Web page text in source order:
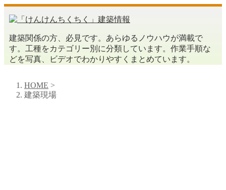
建築関係の方、必見です。あらゆるノウハウが満載で
す。工種をカテゴリー別に分類しています。作業手順な
どを写真、ビデオでわかりやすくまとめています。
HOME >
建築現場